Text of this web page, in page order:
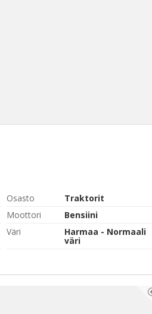
Osasto
Traktorit
Moottori
Bensiini
Väri Harmaa - Normaali
väri